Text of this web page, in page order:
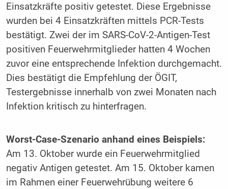
Einsatzkräfte positiv getestet. Diese Ergebnisse
wurden bei 4 Einsatzkräften mittels PCR-Tests
bestätigt. Zwei der im SARS-CoV-2-Antigen-Test
positiven Feuerwehrmitglieder hatten 4 Wochen
zuvor eine entsprechende Infektion durchgemacht.
Dies bestätigt die Empfehlung der ÖGIT,
Testergebnisse innerhalb von zwei Monaten nach
Infektion kritisch zu hinterfragen.
Worst-Case-Szenario anhand eines Beispiels:
Am 13. Oktober wurde ein Feuerwehrmitglied
negativ Antigen getestet. Am 15. Oktober kamen
im Rahmen einer Feuerwehrübung weitere 6